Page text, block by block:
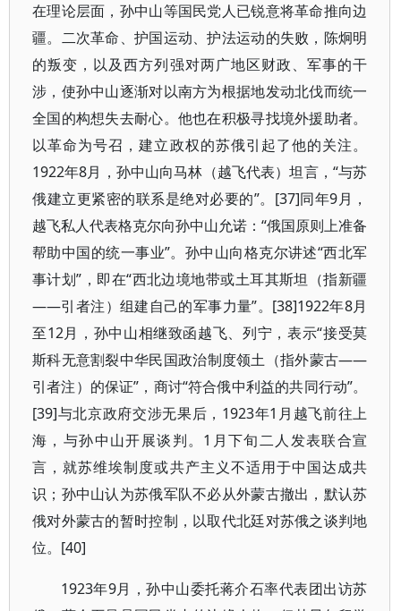
在理论层面，孙中山等国民党人已锐意将革命推向边
疆。二次革命、护国运动、护法运动的失败，陈炯明
的叛变，以及西方列强对两广地区财政、军事的干
涉，使孙中山逐渐对以南方为根据地发动北伐而统一
全国的构想失去耐心。他也在积极寻找境外援助者。
以革命为号召，建立政权的苏俄引起了他的关注。
1922年8月，孙中山向马林（越飞代表）坦言，“与苏
俄建立更紧密的联系是绝对必要的”。[37]同年9月，
越飞私人代表格克尔向孙中山允诺：“俄国原则上准备
帮助中国的统一事业”。孙中山向格克尔讲述“西北军
事计划”，即在“西北边境地带或土耳其斯坦（指新疆
——引者注）组建自己的军事力量”。[38]1922年8月
至12月，孙中山相继致函越飞、列宁，表示“接受莫
斯科无意割裂中华民国政治制度领土（指外蒙古——
引者注）的保证”，商讨“符合俄中利益的共同行动”。
[39]与北京政府交涉无果后，1923年1月越飞前往上
海，与孙中山开展谈判。1月下旬二人发表联合宣
言，就苏维埃制度或共产主义不适用于中国达成共
识；孙中山认为苏俄军队不必从外蒙古撤出，默认苏
俄对外蒙古的暂时控制，以取代北廷对苏俄之谈判地
位。[40]
1923年9月，孙中山委托蒋介石率代表团出访苏